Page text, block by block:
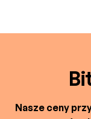
Nasze ceny